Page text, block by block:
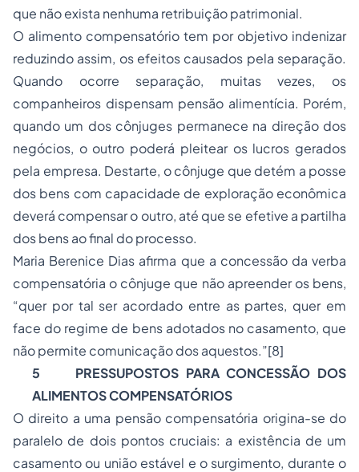
que não exista nenhuma retribuição patrimonial.
O alimento compensatório tem por objetivo indenizar
reduzindo assim, os efeitos causados pela separação.
Quando ocorre separação, muitas vezes, os
companheiros dispensam pensão alimentícia. Porém,
quando um dos cônjuges permanece na direção dos
negócios, o outro poderá pleitear os lucros gerados
pela empresa. Destarte, o cônjuge que detém a posse
dos bens com capacidade de exploração econômica
deverá compensar o outro, até que se efetive a partilha
dos bens ao final do processo.
Maria Berenice Dias afirma que a concessão da verba
compensatória o cônjuge que não apreender os bens,
“quer por tal ser acordado entre as partes, quer em
face do regime de bens adotados no casamento, que
não permite comunicação dos aquestos.”[8]
5 PRESSUPOSTOS PARA CONCESSÃO DOS
ALIMENTOS COMPENSATÓRIOS
O direito a uma pensão compensatória origina-se do
paralelo de dois pontos cruciais: a existência de um
casamento ou união estável e o surgimento, durante o